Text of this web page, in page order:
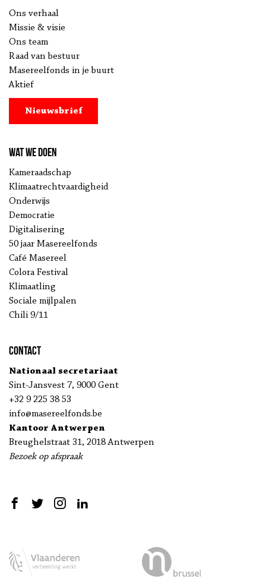
Ons verhaal
Missie & visie
Ons team
Raad van bestuur
Masereelfonds in je buurt
Aktief
Nieuwsbrief
Wat we doen
Kameraadschap
Klimaatrechtvaardigheid
Onderwijs
Democratie
Digitalisering
50 jaar Masereelfonds
Café Masereel
Colora Festival
Klimaatling
Sociale mijlpalen
Chili 9/11
Contact
Nationaal secretariaat
Sint-Jansvest 7, 9000 Gent
+32 9 225 38 53
info@masereelfonds.be
Kantoor Antwerpen
Breughelstraat 31, 2018 Antwerpen
Bezoek op afspraak